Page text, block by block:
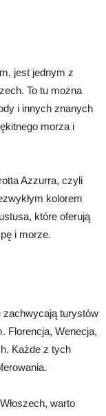
jest jednym z
To tu można
i innych znanych
morza i
Azzurra, czyli
kolorem
które oferują
i morze.
zachwycają turystów
Florencja, Wenecja,
Każde z tych
warto